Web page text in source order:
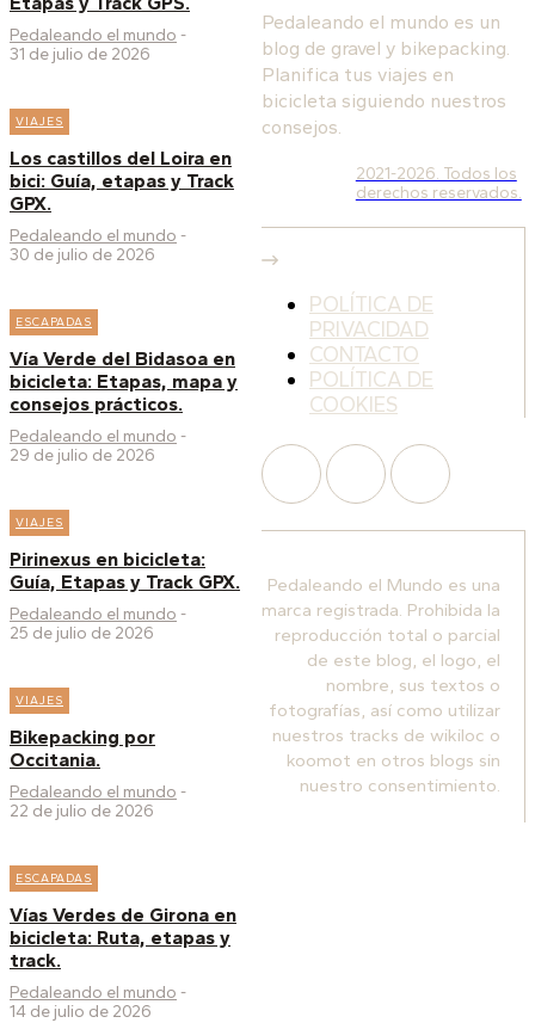
Pedaleando el mundo -
31 de julio de 2026
VIAJES
Los castillos del Loira en
bici: Guía, etapas y Track
GPX.
Pedaleando el mundo -
30 de julio de 2026
ESCAPADAS
Vía Verde del Bidasoa en
bicicleta: Etapas, mapa y
consejos prácticos.
Pedaleando el mundo -
29 de julio de 2026
VIAJES
Pirinexus en bicicleta:
Guía, Etapas y Track GPX.
Pedaleando el mundo -
25 de julio de 2026
VIAJES
Bikepacking por
Occitania.
Pedaleando el mundo -
22 de julio de 2026
ESCAPADAS
Vías Verdes de Girona en
bicicleta: Ruta, etapas y
track.
Pedaleando el mundo -
14 de julio de 2026
Pedaleando el mundo es un
blog de gravel y bikepacking.
Planifica tus viajes en
bicicleta siguiendo nuestros
consejos.
2021-2026. Todos los
derechos reservados.
POLÍTICA DE
PRIVACIDAD
CONTACTO
POLÍTICA DE
COOKIES
Pedaleando el Mundo es una
marca registrada. Prohibida la
reproducción total o parcial
de este blog, el logo, el
nombre, sus textos o
fotografías, así como utilizar
nuestros tracks de wikiloc o
koomot en otros blogs sin
nuestro consentimiento.